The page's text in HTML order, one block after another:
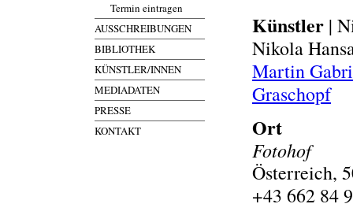
Termin eintragen
AUSSCHREIBUNGEN
BIBLIOTHEK
KÜNSTLER/INNEN
MEDIADATEN
PRESSE
KONTAKT
Künstler |
Nikola
Martin
Graschopf
Ort
Fotohof
Österreich,
+43 662 84